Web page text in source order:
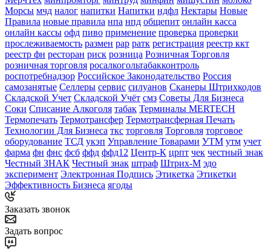
Морсы мчд налог напитки Напитки ндфл Нектары Новые
Правила новые правила нпа нпд общепит онлайн касса
онлайн кассы офд пиво применение проверка проверки
прослеживаемость размен рар ратк регистрация реестр ккт
реестр фн ресторан риск розница Розничная Торговля
розничная торговля росалкогольтабакконтроль
роспотребнадзор Российское Законодательство Россия
самозанятые Селлеры сервис силуанов Сканеры Штрихкодов
Складской Учет Складской Учёт смз Советы Для Бизнеса
Соки Списание Алкоголя табак Терминалы MERTECH
Термопечать Термотрансфер Термотрансферная Печать
Технологии Для Бизнеса ткс торговля Торговля торговое
оборудование ТСД укэп Управление Товарами УТМ утм учет
фарма фн фнс фсб ффд ффд12 Центр-К црпт чек честный знак
Честный ЗНАК Честный знак штраф Штрих-М эдо
эксперимент Электронная Подпись Этикетка Этикетки
Эффективность Бизнеса ягоды
Заказать звонок
Задать вопрос